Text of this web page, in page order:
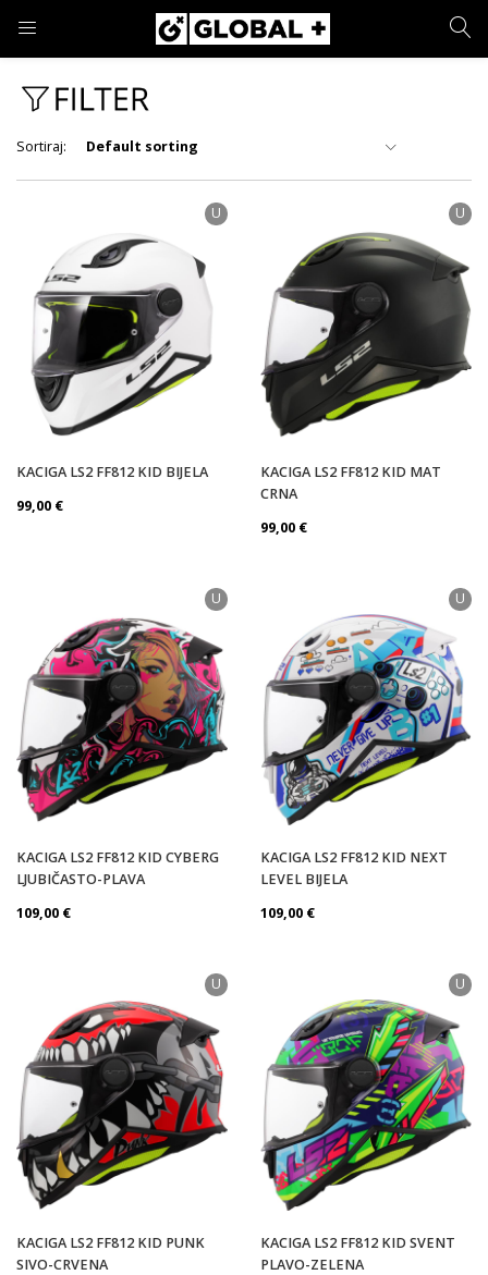
PRIJAVA
Unesite svoje korisničko ime i lozinku.
Zapamti me
Prijava
Zaboravljena lozinka?
Cijena
Marka
Materijal
Stil vožnje
PRIMIJENI FILTER
Sortiraj: Default sorting
U
KACIGA LS2 FF812 KID BIJELA
99,00 €
U
KACIGA LS2 FF812 KID MAT
CRNA
99,00 €
U
KACIGA LS2 FF812 KID CYBERG
LJUBIČASTO-PLAVA
109,00 €
U
KACIGA LS2 FF812 KID NEXT
LEVEL BIJELA
109,00 €
U
KACIGA LS2 FF812 KID PUNK
SIVO-CRVENA
U
KACIGA LS2 FF812 KID SVENT
PLAVO-ZELENA